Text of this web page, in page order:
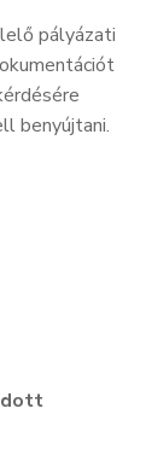
pályázati
benyújtani.